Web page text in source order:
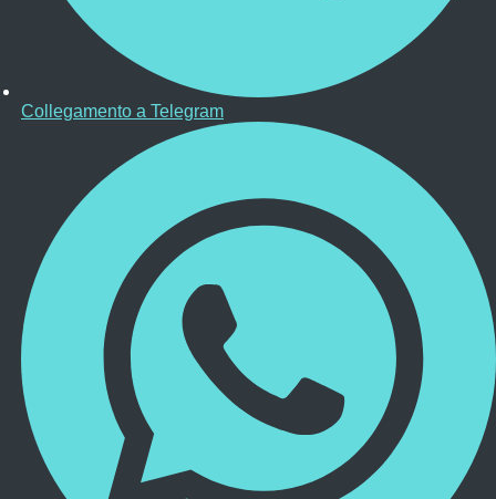
Collegamento a Telegram